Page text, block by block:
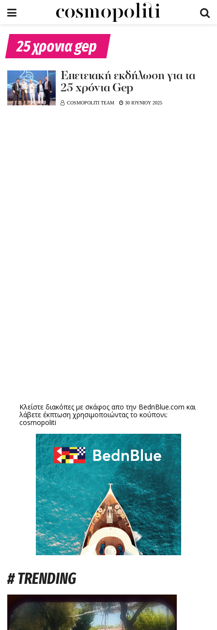
25 χρονια gep
Eπετειακή εκδήλωση για τα
25 χρόνια Gep
COSMOPOLITI TEAM 30 ΙΟΥΝΙΟΥ 2025
Κλείστε διακόπες με σκάφος απο την BednBlue.com και
λάβετε έκπτωση χρησιμοποιώντας το κούπονι:
cosmopoliti
# TRENDING